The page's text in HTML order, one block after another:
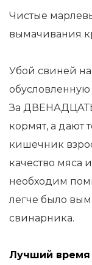
Чистые
вымачивания
Убой свиней
За
кормят, а дают
кишечник
качество мяса
необходим
легче было
свинарника.
Лучший время